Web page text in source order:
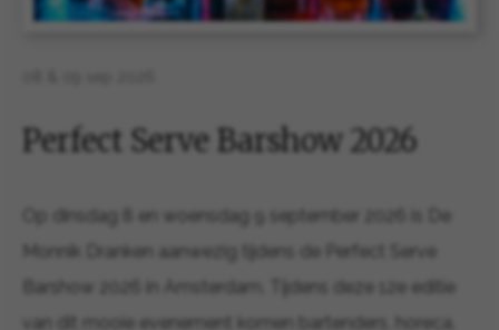
Perfect Serve Barshow 2026
Op dinsdag 8 en woensdag 9 september 2026 is De
Monnik Dranken aanwezig tijdens de Perfect Serve
Barshow 2026 in Amsterdam. Tijdens deze 12e editie
van dit mooie evenement komen bartenders, horeca,